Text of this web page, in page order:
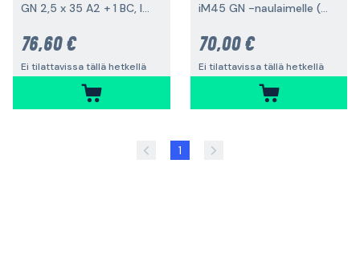
GN 2,5 x 35 A2 + 1 BC, IM45GN 1000 kpl
76,60 €
Ei tilattavissa tällä hetkellä
iM45 GN -naulaimelle (kaasu)
70,00 €
Ei tilattavissa tällä hetkellä
1